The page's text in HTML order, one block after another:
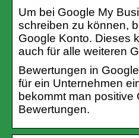
Um bei Google My
schreiben zu können,
Google Konto. Dieses
auch für alle weiteren
Bewertungen in
für ein Unternehmen
bekommt man positive
Bewertungen.